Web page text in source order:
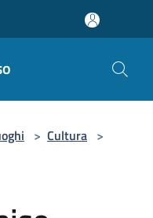
> Cultura >